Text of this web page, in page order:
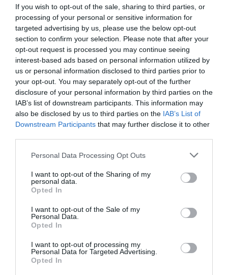
If you wish to opt-out of the sale, sharing to third parties, or
processing of your personal or sensitive information for
targeted advertising by us, please use the below opt-out
section to confirm your selection. Please note that after your
opt-out request is processed you may continue seeing
interest-based ads based on personal information utilized by
us or personal information disclosed to third parties prior to
your opt-out. You may separately opt-out of the further
disclosure of your personal information by third parties on the
IAB’s list of downstream participants. This information may
also be disclosed by us to third parties on the IAB’s List of
Downstream Participants that may further disclose it to other
Please note that this website/app uses one or more Google
not limited to your visit or usage behaviour. You may click to
grant or deny consent to Google and its third-party tags to
use your data for below specified purposes in below Google
consent section.
Personal Data Processing Opt Outs
I want to opt-out of the Sharing of my
personal data.
Opted In
I want to opt-out of the Sale of my
Personal Data.
Opted In
I want to opt-out of processing my
Personal Data for Targeted Advertising.
Opted In
csibész lenne”
– jelentette ki.
Megosztás: Facebook Twitter Pinterest
Címkék: tervek,anyaság,szingliség, Kőgazdag
fiatalok ,Tuvic Aleksandra
Korábbi bejegyzések Következő bejegyzés
HASONLÓ BEJEGYZÉSEK